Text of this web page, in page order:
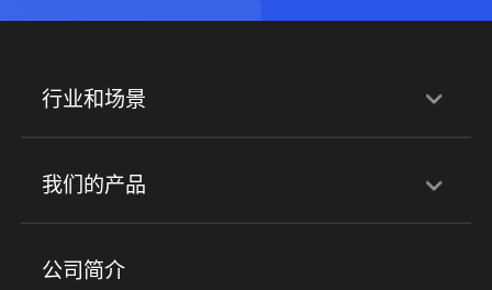
行业和场景
行业解决方案
培训机构 职业技能培训 兴趣培训
金融行业
我们的产品
产品
公司简介